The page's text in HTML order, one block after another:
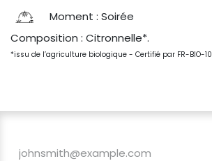
Moment : Soirée
Composition : Citronnelle*.
*issu de l’agriculture biologique - Certifié par FR-BIO-10